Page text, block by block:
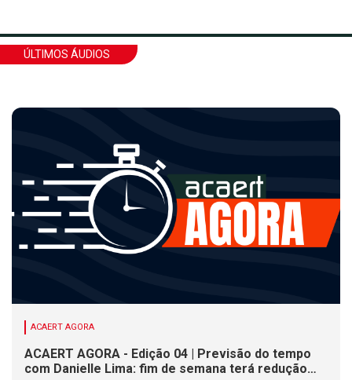
ÚLTIMOS ÁUDIOS
ACAERT AGORA
ACAERT AGORA - Edição 04 | Previsão do tempo
com Danielle Lima: fim de semana terá redução